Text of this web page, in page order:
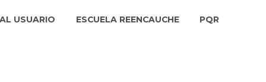
USUARIO ESCUELA REENCAUCHE PQR